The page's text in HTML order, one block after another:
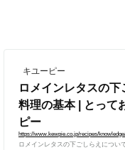
キユーピー
ロメインレタスの下
料理の基本 | とって
ピー
https://www.kewpie.co.jp/recipes/
ロメインレタスの下ごしらえについ